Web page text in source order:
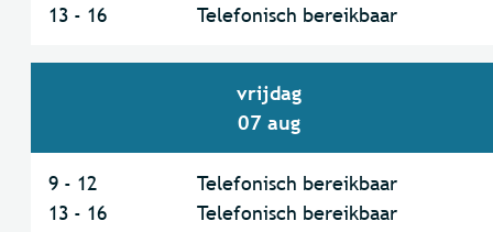
13 - 16 Telefonisch bereikbaar
vrijdag
07 aug
9 - 12
Telefonisch bereikbaar
13 - 16 Telefonisch bereikbaar